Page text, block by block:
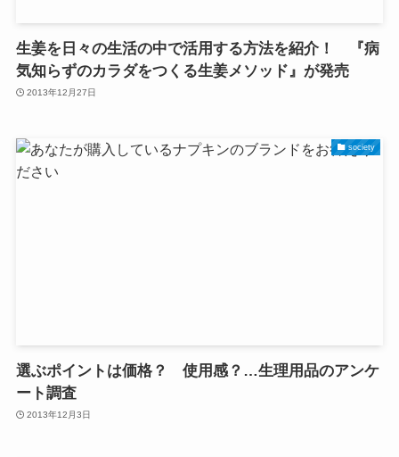
生姜を日々の生活の中で活用する方法を紹介！ 『病
気知らずのカラダをつくる生姜メソッド』が発売
2013年12月27日
society
選ぶポイントは価格？ 使用感？…生理用品のアンケ
ート調査
2013年12月3日